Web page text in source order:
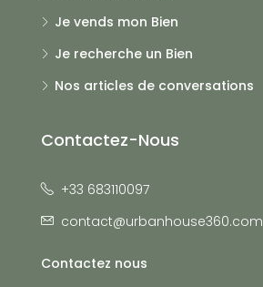
Je vends mon Bien
Je recherche un Bien
Nos articles de conversations
Contactez-Nous
+33 683110097
contact@urbanhouse360.com
Contactez nous